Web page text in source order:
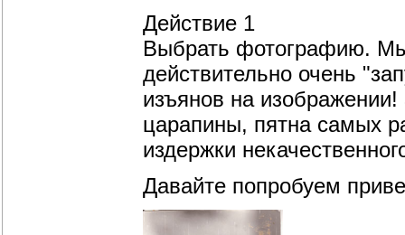
Действие 1
Выбрать фотографию.
действительно очень
изъянов на
царапины, пятна самых
издержки
Давайте попробуем